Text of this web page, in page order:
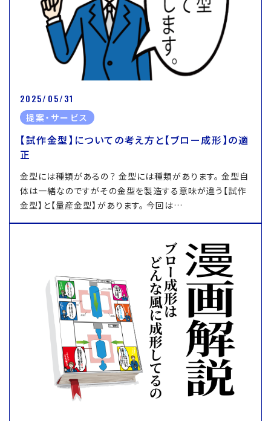
2025/05/31
提案・サービス
【試作金型】についての考え方と【ブロー成形】の適
正
金型には種類があるの？ 金型には種類があります。 金型自
体は一緒なのですがその金型を製造する意味が違う【試作
金型】と【量産金型】があります。 今回は…